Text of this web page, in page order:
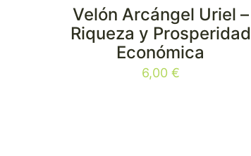
Velón Arcángel Uriel –
Riqueza y Prosperidad
Económica
6,00 €